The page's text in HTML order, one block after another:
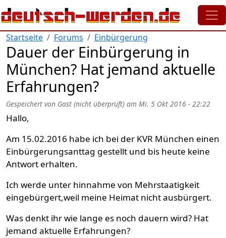
Direkt zum Inhalt
Startseite Forums Einbürgerung
Dauer der Einbürgerung in
München? Hat jemand aktuelle
Erfahrungen?
Gespeichert von Gast (nicht überprüft) am Mi. 5 Okt 2016 - 22:22
Hallo,
Am 15.02.2016 habe ich bei der KVR München einen
Einbürgerungsanttag gestellt und bis heute keine
Antwort erhalten.
Ich werde unter hinnahme von Mehrstaatigkeit
eingebürgert,weil meine Heimat nicht ausbürgert.
Was denkt ihr wie lange es noch dauern wird? Hat
jemand aktuelle Erfahrungen?